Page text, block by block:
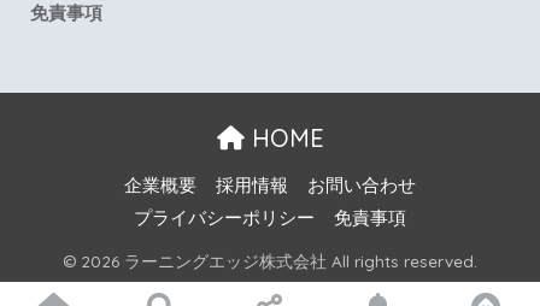
免責事項
HOME
企業概要 採用情報
お問い合わせ
プライバシーポリシー
免責事項
© 2026 ラーニングエッジ株式会社 All rights reserved.